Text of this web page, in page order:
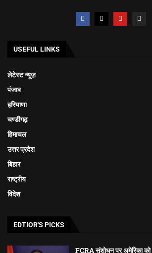
USEFUL LINKS
लेटेस्ट न्यूज़
पंजाब
हरियाणा
चण्डीगढ़
हिमाचल
उत्तर प्रदेश
बिहार
राष्ट्रीय
विदेश
EDTIOR'S PICKS
FCRA संशोधन पर अमेरिका को